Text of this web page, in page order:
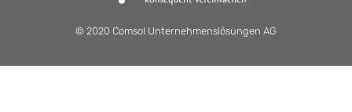
© 2020 Comsol Unternehmenslösungen AG